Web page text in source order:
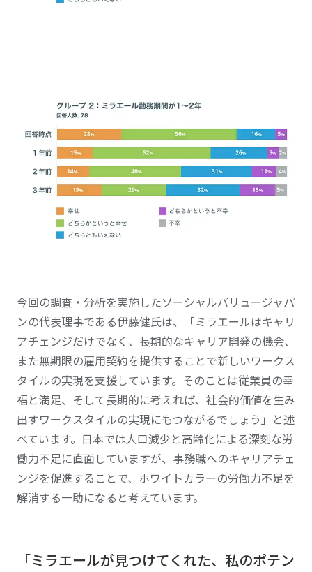
今回の調査・分析を実施したソーシャルバリュージャパ
ンの代表理事である伊藤健氏は、「ミラエールはキャリ
アチェンジだけでなく、長期的なキャリア開発の機会、
また無期限の雇用契約を提供することで新しいワークス
タイルの実現を支援しています。そのことは従業員の幸
福と満足、そして長期的に考えれば、社会的価値を生み
出すワークスタイルの実現にもつながるでしょう」と述
べています。日本では人口減少と高齢化による深刻な労
働力不足に直面していますが、事務職へのキャリアチェ
ンジを促進することで、ホワイトカラーの労働力不足を
解消する一助になると考えています。
「ミラエールが見つけてくれた、私のポテン